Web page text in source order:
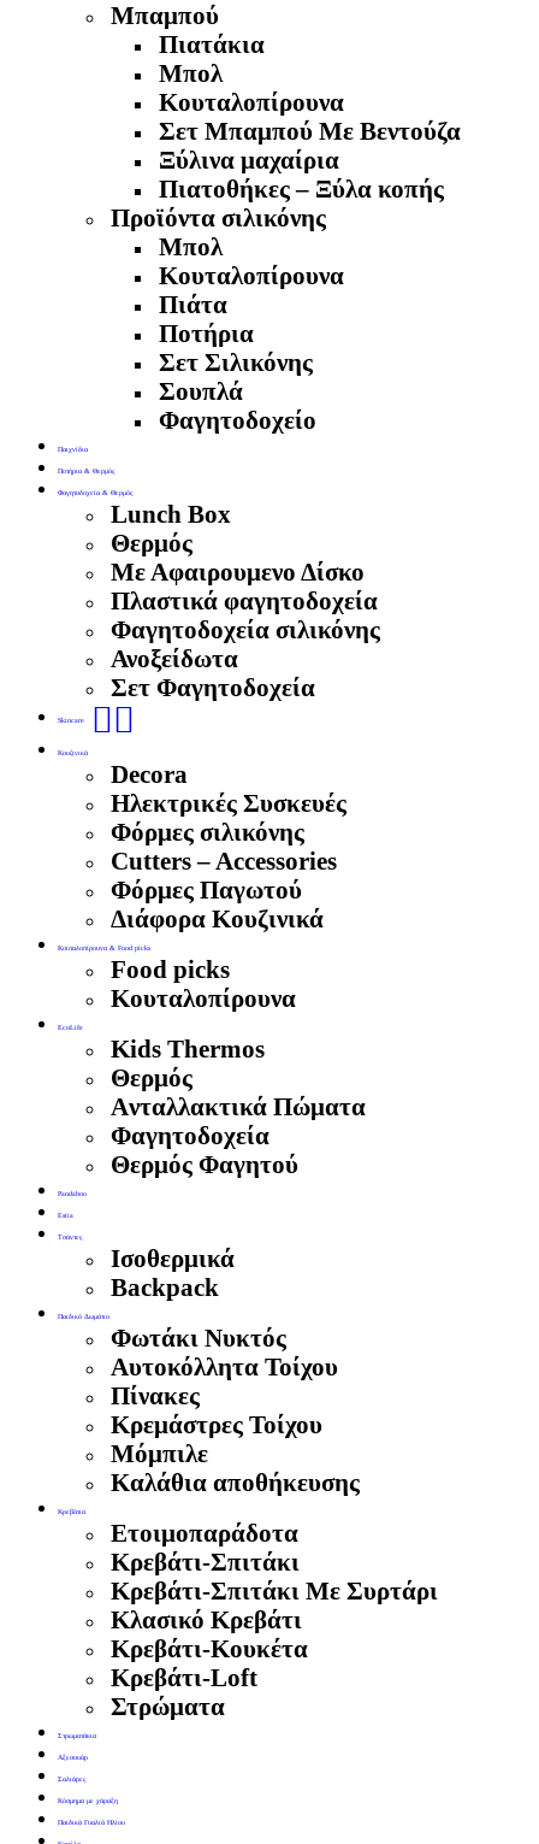
Μπαμπού
Πιατάκια
Μπολ
Κουταλοπίρουνα
Σετ Μπαμπού Με Βεντούζα
Ξύλινα μαχαίρια
Πιατοθήκες – Ξύλα κοπής
Προϊόντα σιλικόνης
Μπολ
Κουταλοπίρουνα
Πιάτα
Ποτήρια
Σετ Σιλικόνης
Σουπλά
Φαγητοδοχείο
Παιχνίδια
Ποτήρια & Θερμός
Φαγητοδοχεία & Θερμός
Lunch Box
Θερμός
Με Αφαιρουμενο Δίσκο
Πλαστικά φαγητοδοχεία
Φαγητοδοχεία σιλικόνης
Ανοξείδωτα
Σετ Φαγητοδοχεία
Skincare 🧖‍♀️
Κουζινικά
Decora
Ηλεκτρικές Συσκευές
Φόρμες σιλικόνης
Cutters – Accessories
Φόρμες Παγωτού
Διάφορα Κουζινικά
Κουταλοπίρουνα & Food picks
Food picks
Κουταλοπίρουνα
EcoLife
Kids Thermos
Θερμός
Aνταλλακτικά Πώματα
Φαγητοδοχεία
Θερμός Φαγητού
Pandaboo
Estia
Τσάντες
Ισοθερμικά
Backpack
Παιδικό Δωμάτιο
Φωτάκι Νυκτός
Αυτοκόλλητα Τοίχου
Πίνακες
Κρεμάστρες Τοίχου
Μόμπιλε
Καλάθια αποθήκευσης
Κρεβάτια
Ετοιμοπαράδοτα
Κρεβάτι-Σπιτάκι
Κρεβάτι-Σπιτάκι Με Συρτάρι
Κλασικό Κρεβάτι
Κρεβάτι-Κουκέτα
Κρεβάτι-Loft
Στρώματα
Στρωματάκια
Αξεσουάρ
Σαλιάρες
Κόσμημα με χάραξη
Παιδικά Γυαλιά Ηλίου